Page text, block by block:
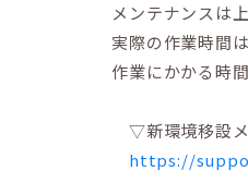
メンテナンスは
実際の作業時間
作業にかかる時
▽新環境移設メ
https://